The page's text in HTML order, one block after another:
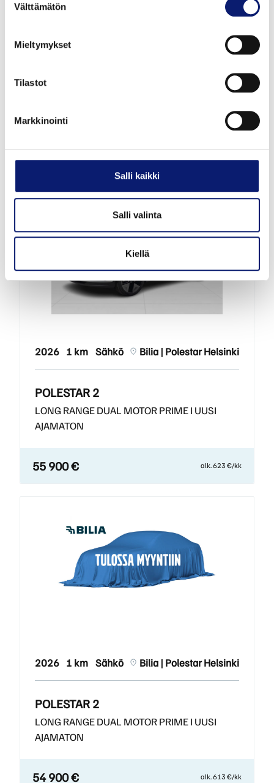
valinta
Välttämätön
Mieltymykset
Tilastot
Markkinointi
Salli kaikki
Salli valinta
Kiellä
Uusi auto
2026 1 km Bilia | Polestar Helsinki
POLESTAR 2
AJAMATON
53 600 €
2026 1 km Sähkö Bilia | Polestar Helsinki
POLESTAR 2
LONG RANGE DUAL MOTOR PRIME I UUSI
AJAMATON
55 900 € alk. 623 €/kk
2026 1 km Sähkö Bilia | Polestar Helsinki
POLESTAR 2
LONG RANGE DUAL MOTOR PRIME I UUSI
AJAMATON
54 900 € alk. 613 €/kk